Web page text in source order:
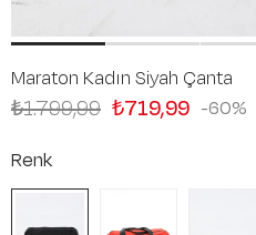
Maraton Kadın Siyah Çanta
60
₺1.799,99 ₺719,99
Renk